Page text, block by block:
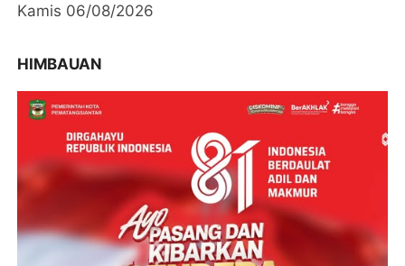
Kamis 06/08/2026
HIMBAUAN